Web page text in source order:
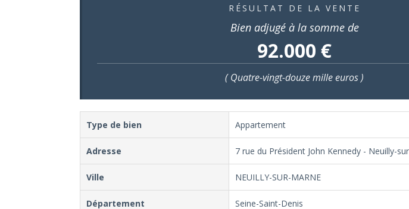
RÉSULTAT DE LA VENTE
Bien adjugé à la somme de
92.000 €
( Quatre-vingt-douze mille euros )
Type de bien Appartement
Adresse 7 rue du Président John Kennedy - Neuilly-
Ville NEUILLY-SUR-MARNE
Département Seine-Saint-Denis